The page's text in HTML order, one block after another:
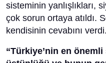
sisteminin yanlışlıkları,
çok sorun ortaya atıldı.
kendisinin cevabını verdi.
“Türkiye’nin en